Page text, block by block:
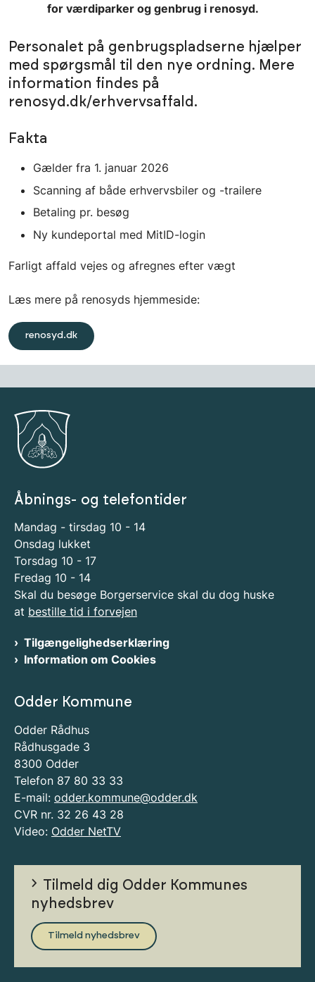
for værdiparker og genbrug i renosyd.
Personalet på genbrugspladserne hjælper
med spørgsmål til den nye ordning. Mere
information findes på
renosyd.dk/erhvervsaffald.
Fakta
Gælder fra 1. januar 2026
Scanning af både erhvervsbiler og -trailere
Betaling pr. besøg
Ny kundeportal med MitID-login
Farligt affald vejes og afregnes efter vægt
Læs mere på renosyds hjemmeside:
renosyd.dk
Åbnings- og telefontider
Mandag - tirsdag 10 - 14
Onsdag lukket
Torsdag 10 - 17
Fredag 10 - 14
Skal du besøge Borgerservice skal du dog huske
at bestille tid i forvejen
Tilgængelighedserklæring
Information om Cookies
Odder Kommune
Odder Rådhus
Rådhusgade 3
8300 Odder
Telefon 87 80 33 33
E-mail: odder.kommune@odder.dk
CVR nr. 32 26 43 28
Video: Odder NetTV
Tilmeld dig Odder Kommunes
nyhedsbrev
Tilmeld nyhedsbrev